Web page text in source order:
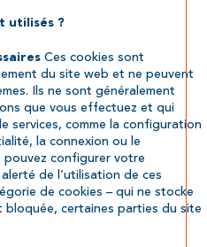
utilisés ?
Ces cookies sont
du site web et ne peuvent
Ils ne sont généralement
que vous effectuez et qui
services, comme la configuration
la connexion ou le
pouvez configurer votre
de l’utilisation de ces
de cookies – qui ne stocke
bloquée, certaines parties du site